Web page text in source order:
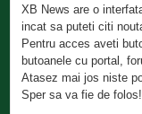
XB News are o
incat sa puteti citi
Pentru acces aveti
butoanele cu portal,
Atasez mai jos niste
Sper sa va fie de folos!